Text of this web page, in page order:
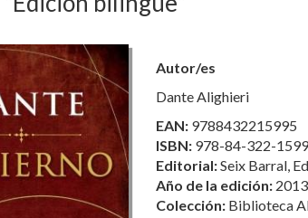
Autor/es
Dante Alighieri
EAN: 9788432215995
ISBN: 978-84-322-
Editorial:Seix Barral,
Año de la edición: 2013
Colección: Biblioteca